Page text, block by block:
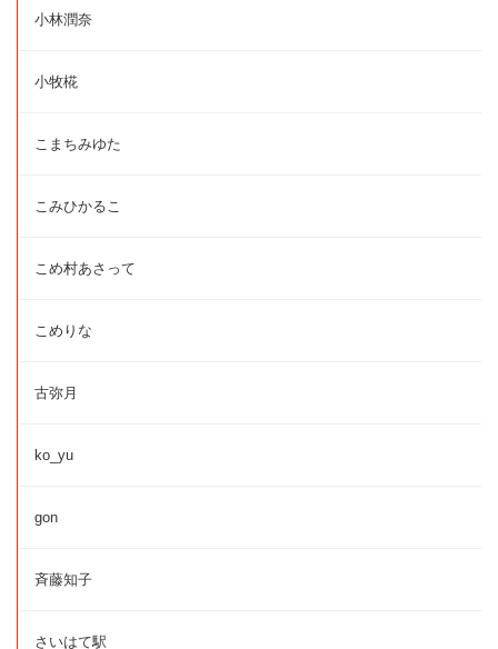
小林潤奈
小牧椛
こまちみゆた
こみひかるこ
こめ村あさって
こめりな
古弥月
ko_yu
gon
斉藤知子
さいはて駅